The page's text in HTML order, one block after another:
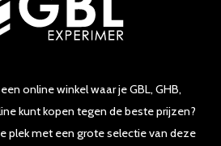
online winkel waar je GBL, GHB,
kunt kopen tegen de beste prijzen?
plek met een grote selectie van deze